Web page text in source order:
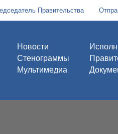
Правительства
Новости
Стенограммы
Мультимедиа